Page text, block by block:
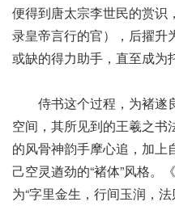
便得到唐太宗李世民的赏识
录皇帝言行的官），后擢升
或缺的得力助手，直至成为
侍书这个过程，为褚遂
空间，其所见到的王羲之书
的风骨神韵手摩心追，加上
己空灵遒劲的“褚体”风格。
为“字里金生，行间玉润，